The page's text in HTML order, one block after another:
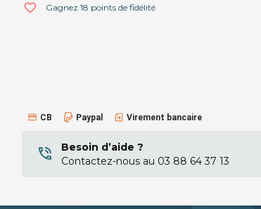
favorite_border Gagnez 18 points de fidélité
CB Paypal Virement bancaire
Besoin d’aide ?
Contactez-nous au 03 88 64 37 13